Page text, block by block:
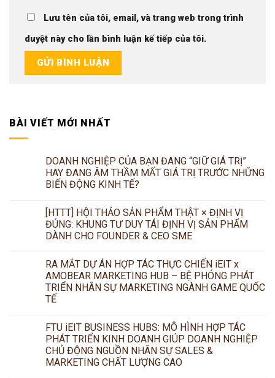
Lưu tên của tôi, email, và trang web trong trình
duyệt này cho lần bình luận kế tiếp của tôi.
BÀI VIẾT MỚI NHẤT
DOANH NGHIỆP CỦA BẠN ĐANG “GIỮ GIÁ TRỊ”
HAY ĐANG ÂM THẦM MẤT GIÁ TRỊ TRƯỚC NHỮNG
BIẾN ĐỘNG KINH TẾ?
[HTTT] HỘI THẢO SẢN PHẨM THẬT × ĐỊNH VỊ
ĐÚNG: KHUNG TƯ DUY TÁI ĐỊNH VỊ SẢN PHẨM
DÀNH CHO FOUNDER & CEO SME
RA MẮT DỰ ÁN HỢP TÁC THỰC CHIẾN iEIT x
AMOBEAR MARKETING HUB – BỆ PHÓNG PHÁT
TRIỂN NHÂN SỰ MARKETING NGÀNH GAME QUỐC
TẾ
FTU iEIT BUSINESS HUBS: MÔ HÌNH HỢP TÁC
PHÁT TRIỂN KINH DOANH GIÚP DOANH NGHIỆP
CHỦ ĐỘNG NGUỒN NHÂN SỰ SALES &
MARKETING CHẤT LƯỢNG CAO